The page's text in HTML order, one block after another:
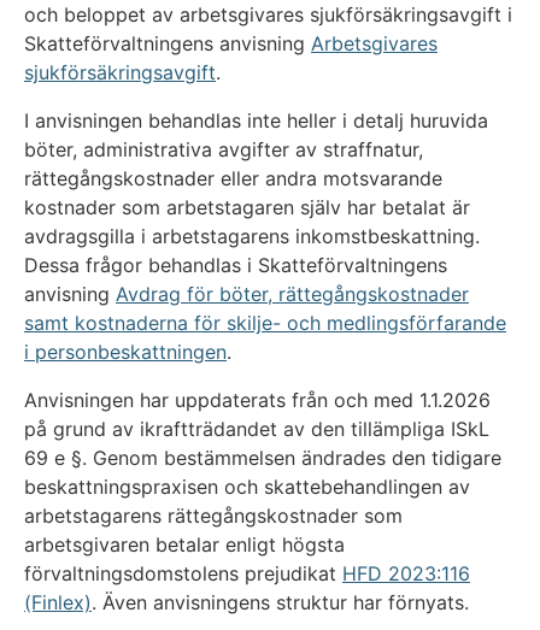
och beloppet av arbetsgivares sjukförsäkringsavgift i
Skatteförvaltningens anvisning Arbetsgivares
sjukförsäkringsavgift.
I anvisningen behandlas inte heller i detalj huruvida
böter, administrativa avgifter av straffnatur,
rättegångskostnader eller andra motsvarande
kostnader som arbetstagaren själv har betalat är
avdragsgilla i arbetstagarens inkomstbeskattning.
Dessa frågor behandlas i Skatteförvaltningens
anvisning Avdrag för böter, rättegångskostnader
samt kostnaderna för skilje- och medlingsförfarande
i personbeskattningen.
Anvisningen har uppdaterats från och med 1.1.2026
på grund av ikraftträdandet av den tillämpliga ISkL
69 e §. Genom bestämmelsen ändrades den tidigare
beskattningspraxisen och skattebehandlingen av
arbetstagarens rättegångskostnader som
arbetsgivaren betalar enligt högsta
förvaltningsdomstolens prejudikat HFD 2023:116
(Finlex). Även anvisningens struktur har förnyats.